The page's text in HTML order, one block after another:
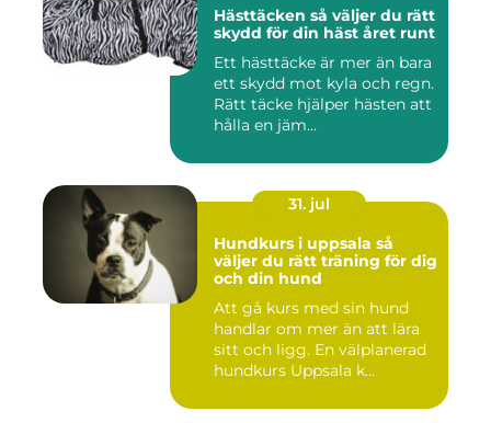
Hästtäcken så väljer du rätt
skydd för din häst året runt
Ett hästtäcke är mer än bara
ett skydd mot kyla och regn.
Rätt täcke hjälper hästen att
hålla en jäm...
31. jul
Hundkurs i uppsala så
väljer du rätt träning för dig
och din hund
Att gå kurs med sin hund
handlar om mer än att lära
sitt och ligg. En välplanerad
hundkurs Uppsala k...